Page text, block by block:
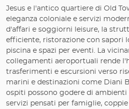
Jesus e l'antico quartiere di Old
eleganza coloniale e servizi
d'affari e soggiorni leisure, la
efficiente, ristorazione con sapori
piscina e spazi per eventi. La
collegamenti aeroportuali rende
trasferimenti e escursioni verso
marini e destinazioni come Diani
ospiti possono godere di
servizi pensati per famiglie,